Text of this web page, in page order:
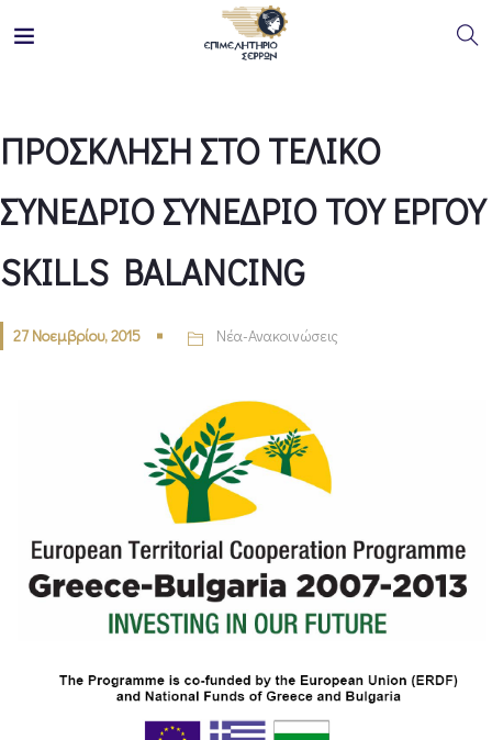
ΠΡΟΣΚΛΗΣΗ ΣΤΟ ΤΕΛΙΚΟ
ΣΥΝΕΔΡΙΟ ΣΥΝΕΔΡΙΟ ΤΟΥ ΕΡΓΟΥ
SKILLS BALANCING
27 Νοεμβρίου, 2015 Νέα-Ανακοινώσεις